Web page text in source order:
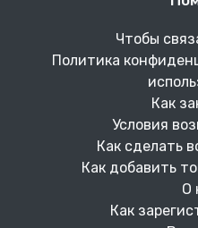
Чтобы
Политика
Как
Условия
Как сделать
Как добавить
О
Как